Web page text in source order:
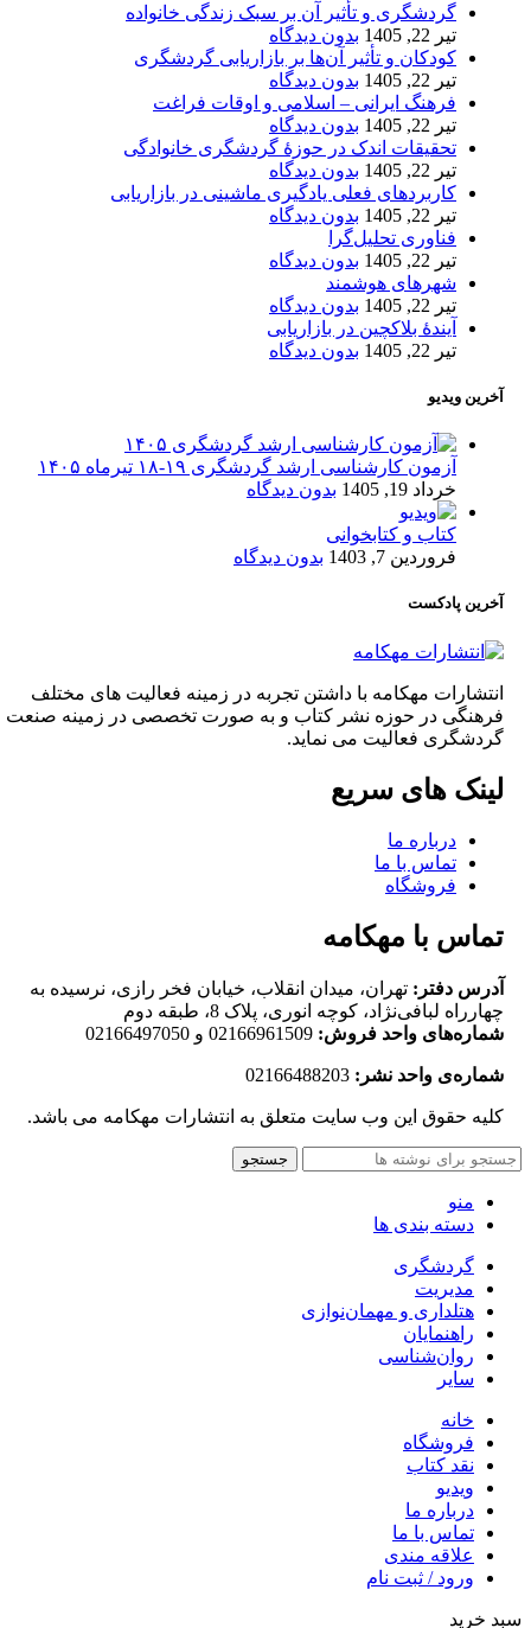
گردشگری و تأثیر آن بر سبک زندگی خانواده
تیر 22, 1405
بدون دیدگاه
کودکان و تأثیر آن‌ها بر بازاریابی گردشگری
تیر 22, 1405
بدون دیدگاه
فرهنگ ایرانی – اسلامی و اوقات فراغت
تیر 22, 1405
بدون دیدگاه
تحقیقات اندک در حوزۀ گردشگری خانوادگی
تیر 22, 1405
بدون دیدگاه
کاربردهای فعلی یادگیری ماشینی در بازاریابی
تیر 22, 1405
بدون دیدگاه
فناوری تحلیل‌گرا
تیر 22, 1405
بدون دیدگاه
شهرهای هوشمند
تیر 22, 1405
بدون دیدگاه
آیندۀ بلاکچین در بازاریابی
تیر 22, 1405
بدون دیدگاه
آخرین ویدیو
آزمون کارشناسی ارشد گردشگری ۱۹-۱۸ تیرماه ۱۴۰۵
خرداد 19, 1405
بدون دیدگاه
کتاب و کتابخوانی
فروردین 7, 1403
بدون دیدگاه
آخرین پادکست
انتشارات مهکامه با داشتن تجربه در زمینه فعالیت های مختلف
فرهنگی در حوزه نشر کتاب و به صورت تخصصی در زمینه صنعت
گردشگری فعالیت می نماید.
لینک های سریع
درباره ما
تماس با ما
فروشگاه
تماس با مهکامه
آدرس دفتر: تهران، میدان انقلاب، خیابان فخر رازی، نرسیده به
چهارراه لبافی‌نژاد، کوچه انوری، پلاک 8، طبقه دوم
شماره‌های واحد فروش: 02166961509 و 02166497050
شماره‌‌ی واحد نشر:
کلیه حقوق این وب سایت متعلق به انتشارات مهکامه می باشد.
جستجو
منو
دسته بندی ها
گردشگری
مدیریت
هتلداری و مهمان‌نوازی
راهنمایان
روان‌شناسی
سایر
خانه
فروشگاه
نقد کتاب
ویدیو
درباره‌ ما
تماس با ما
علاقه مندی
ورود / ثبت نام
سبد خرید